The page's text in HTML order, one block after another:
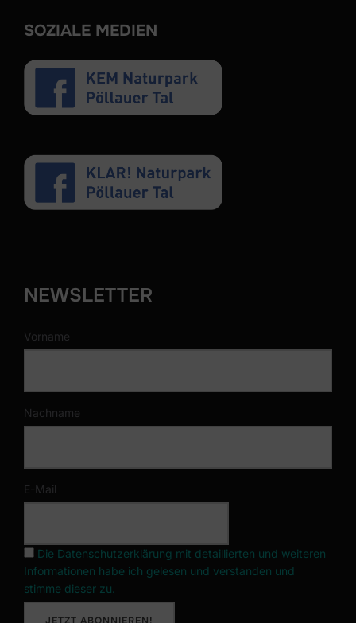
SOZIALE MEDIEN
NEWSLETTER
Vorname
Nachname
E-Mail
Die Datenschutzerklärung mit detaillierten und weiteren
Informationen habe ich gelesen und verstanden und
stimme dieser zu.